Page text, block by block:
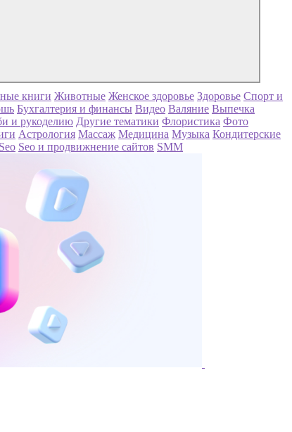
книги Животные Женское здоровье Здоровье Спорт и
Бухгалтерия и финансы Видео Валяние Выпечка
и рукоделию Другие тематики Флористика Фото
Астрология Массаж Медицина Музыка Кондитерские
Seo Seo и продвижнение сайтов SMM